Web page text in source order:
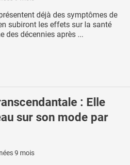
déjà des symptômes de
subiront les effets sur la santé
des décennies après ...
: Elle
sur son mode par
9 mois